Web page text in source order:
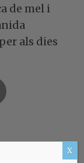
de mel i
als dies
X